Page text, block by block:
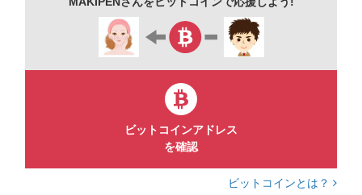
ビットコインアドレス
を確認
ビットコインとは？